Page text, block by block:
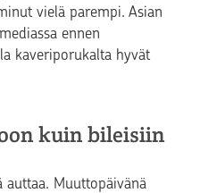
vielä parempi. Asian
ennen
kaveriporukalta hyvät
kuin bileisiin
auttaa. Muuttopäivänä